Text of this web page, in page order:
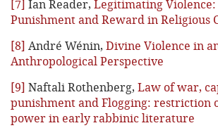
[7] Ian Reader, Legitimating Violence:
Punishment and Reward in Religious
[8] André Wénin, Divine Violence in
Anthropological Perspective
[9] Naftali Rothenberg, Law of war,
punishment and Flogging: restriction
power in early rabbinic literature